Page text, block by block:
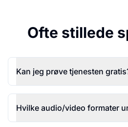
Ofte stillede
Kan jeg prøve tjenesten
Hvilke audio/video formater